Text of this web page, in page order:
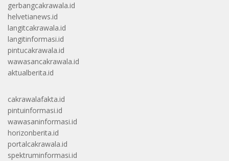
gerbangcakrawala.id
helvetianews.id
langitcakrawala.id
langitinformasi.id
pintucakrawala.id
wawasancakrawala.id
aktualberita.id
cakrawalafakta.id
pintuinformasi.id
wawasaninformasi.id
horizonberita.id
portalcakrawala.id
spektruminformasi.id